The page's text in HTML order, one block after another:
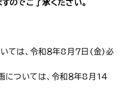
のでご了承ください。
ては、令和８年8月７日(金)必
は、令和８年8月1４